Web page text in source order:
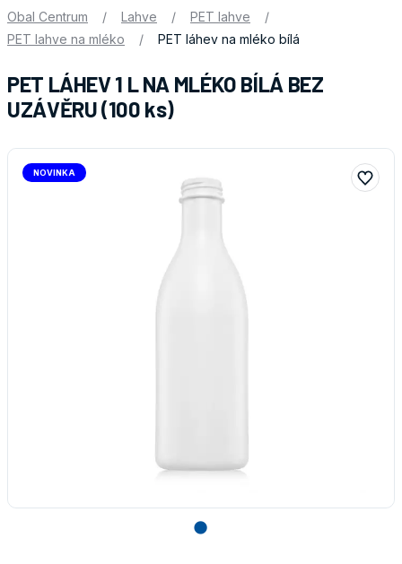
Obal Centrum / Lahve / PET lahve
/
PET lahve na mléko
/ PET láhev na mléko bílá
PET LÁHEV 1 L NA MLÉKO BÍLÁ BEZ
UZÁVĚRU (100 ks)
NOVINKA
lens